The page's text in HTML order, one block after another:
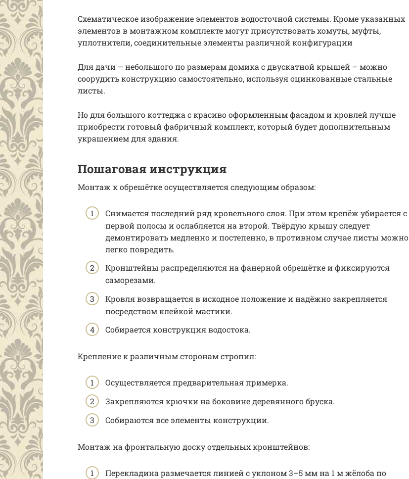
Схематическое изображение элементов водосточной системы. Кроме указанных
элементов в монтажном комплекте могут присутствовать хомуты, муфты,
уплотнители, соединительные элементы различной конфигурации
Для дачи – небольшого по размерам домика с двускатной крышей – можно
соорудить конструкцию самостоятельно, используя оцинкованные стальные
листы.
Но для большого коттеджа с красиво оформленным фасадом и кровлей лучше
приобрести готовый фабричный комплект, который будет дополнительным
украшением для здания.
Пошаговая инструкция
Монтаж к обрешётке осуществляется следующим образом:
Снимается последний ряд кровельного слоя. При этом крепёж убирается с
первой полосы и ослабляется на второй. Твёрдую крышу следует
демонтировать медленно и постепенно, в противном случае листы можно
легко повредить.
Кронштейны распределяются на фанерной обрешётке и фиксируются
саморезами.
Кровля возвращается в исходное положение и надёжно закрепляется
посредством клейкой мастики.
Собирается конструкция водостока.
Крепление к различным сторонам стропил:
Осуществляется предварительная примерка.
Закрепляются крючки на боковине деревянного бруска.
Собираются все элементы конструкции.
Монтаж на фронтальную доску отдельных кронштейнов:
Перекладина размечается линией с уклоном 3–5 мм на 1 м жёлоба по